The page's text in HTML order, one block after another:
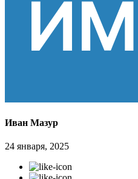
Иван Мазур
24 января, 2025